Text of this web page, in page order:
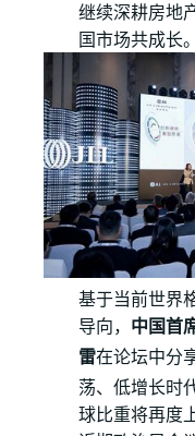
继续深耕房地
国市场共成长
基于当前世界
导向， 中国首
雷在论坛中分
荡、低增长时
球比重将再度